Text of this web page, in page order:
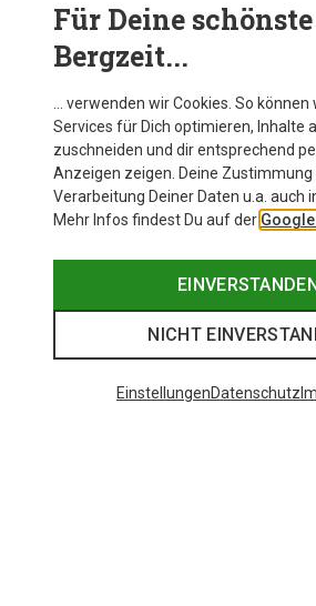
Für Deine schönste
Bergzeit...
… verwenden wir Cookies. So können
Services für Dich optimieren, Inhalte
zuschneiden und dir entsprechend
Anzeigen zeigen. Deine
Verarbeitung Deiner Daten u.a. auch
Mehr Infos findest Du auf der
NICHT
EinstellungenDatenschutz